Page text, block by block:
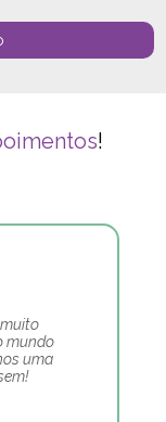
!
mundo
uma